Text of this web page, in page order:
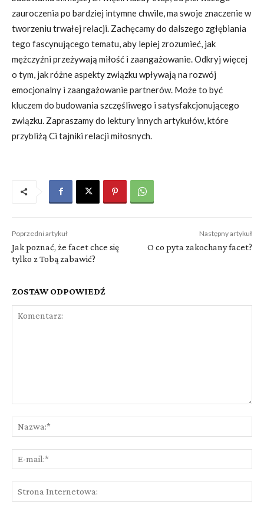
zauroczenia po bardziej intymne chwile, ma swoje znaczenie w
tworzeniu trwałej relacji. Zachęcamy do dalszego zgłębiania
tego fascynującego tematu, aby lepiej zrozumieć, jak
mężczyźni przeżywają miłość i zaangażowanie. Odkryj więcej
o tym, jak różne aspekty związku wpływają na rozwój
emocjonalny i zaangażowanie partnerów. Może to być
kluczem do budowania szczęśliwego i satysfakcjonującego
związku. Zapraszamy do lektury innych artykułów, które
przybliżą Ci tajniki relacji miłosnych.
Poprzedni artykuł
Jak poznać, że facet chce się
tylko z Tobą zabawić?
Następny artykuł
O co pyta zakochany facet?
ZOSTAW ODPOWIEDŹ